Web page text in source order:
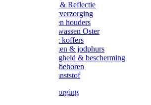
Verlichting & Reflectie
Rapide leerverzorging
Likstenen en houders
Poetsen & wassen Oster
Poetssets & koffers
Ruiter laarzen & jodphurs
Ruiter veiligheid & bescherming
Ruiter - toebehoren
Voerbak kunststof
Klauwverzorging